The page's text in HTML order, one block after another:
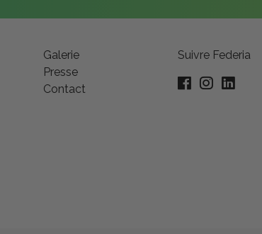
Galerie
Presse
Contact
Suivre Federia